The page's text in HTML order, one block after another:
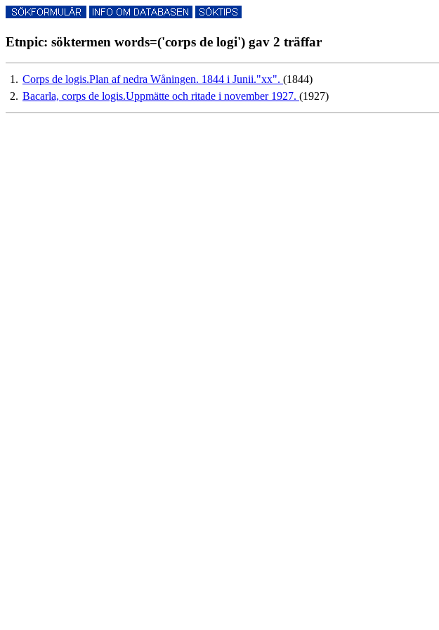
Etnpic: söktermen words=('corps de logi') gav 2 träffar
1. Corps de logis.Plan af nedra Wåningen. 1844 i Junii."xx". (1844)
2. Bacarla, corps de logis.Uppmätte och ritade i november 1927. (1927)